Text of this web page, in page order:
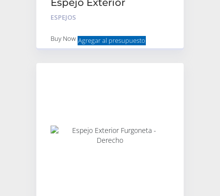
Espejo Exterior
Furgoneta – Izquierdo
ESPEJOS
Buy Now Agregar al presupuesto